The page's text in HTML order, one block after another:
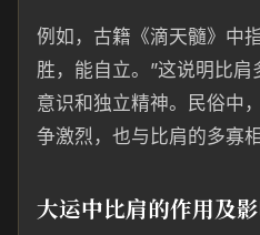
例如，古籍《滴天髓》中
胜，能自立。”这说明比
意识和独立精神。民俗中
争激烈，也与比肩的多寡相
大运中比肩的作用及